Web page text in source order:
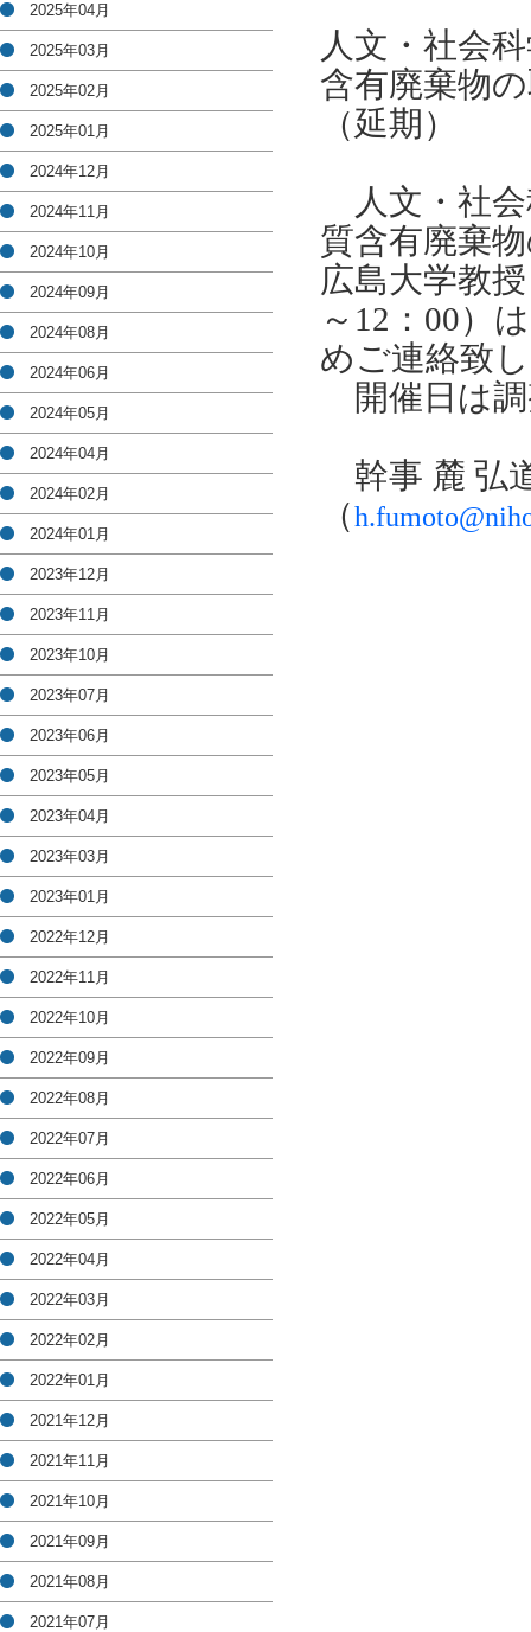
人文・社会
含有廃棄物
（延期）
人文・社会
質含有廃棄物
広島大学教
～12：00）は
めご連絡致
開催日は調
幹事 麓 弘
（
2025年04月
2025年03月
2025年02月
2025年01月
2024年12月
2024年11月
2024年10月
2024年09月
2024年08月
2024年06月
2024年05月
2024年04月
2024年02月
2024年01月
2023年12月
2023年11月
2023年10月
2023年07月
2023年06月
2023年05月
2023年04月
2023年03月
2023年01月
2022年12月
2022年11月
2022年10月
2022年09月
2022年08月
2022年07月
2022年06月
2022年05月
2022年04月
2022年03月
2022年02月
2022年01月
2021年12月
2021年11月
2021年10月
2021年09月
2021年08月
2021年07月